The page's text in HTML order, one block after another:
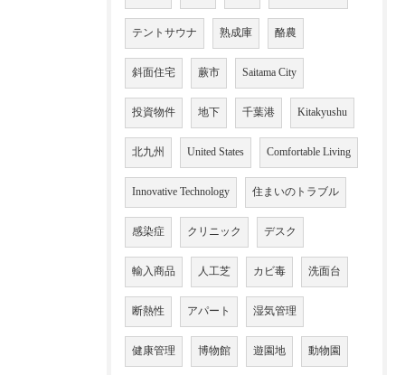
テントサウナ 熟成庫 酪農
斜面住宅 蕨市 Saitama City
投資物件 地下 千葉港 Kitakyushu
北九州 United States Comfortable Living
Innovative Technology 住まいのトラブル
感染症 クリニック デスク
輸入商品 人工芝 カビ毒 洗面台
断熱性 アパート 湿気管理
健康管理 博物館 遊園地 動物園